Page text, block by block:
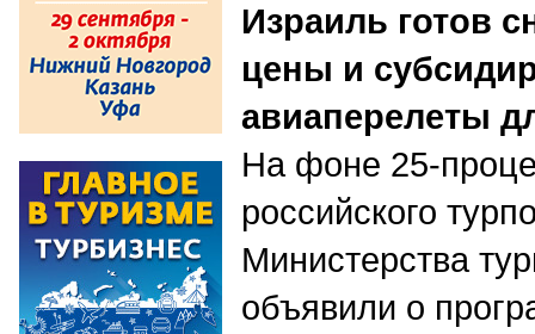
Израиль готов
цены и
авиаперелеты
На фоне 25-
российского
Министерства
объявили о